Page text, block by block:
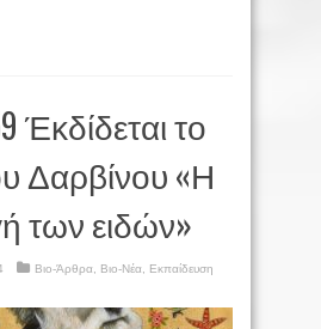
Έκδίδεται το
Δαρβίνου «Η
των ειδών»
Βιο-Άρθρα Βιο-Νέα
Εκπαίδευση